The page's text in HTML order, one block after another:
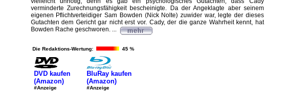
verminderte Zurechnungsfähigkeit bescheinigte. Da der Angeklagte aber seinem
eigenen Pflichtverteidiger Sam Bowden (Nick Nolte) zuwider war, legte der dieses
Gutachten dem Gericht gar nicht erst vor. Cady, der die ganze Wahrheit kennt, hat
Bowden Rache geschworen. ...
Die Redaktions-Wertung: 45 %
DVD kaufen
(Amazon)
#Anzeige
BluRay kaufen
(Amazon)
#Anzeige